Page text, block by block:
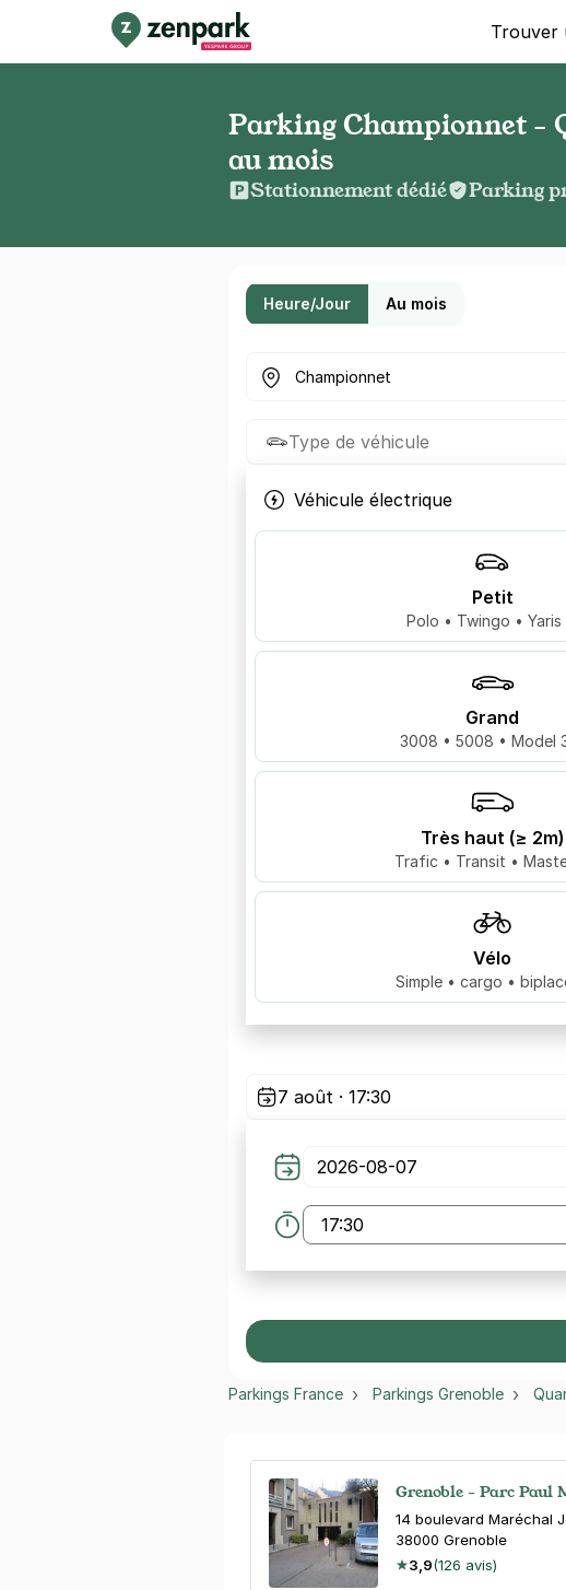
Trouver
Parking Championnet -
au mois
Stationnement dédié Parking
Heure/Jour Au mois
Où cherchez-vous un parking ?
Type de véhicule
Véhicule électrique
Petit
Polo • Twingo •
Grand
3008 • 5008 • Model
Très haut (≥ 2m)
Trafic • Transit •
Vélo
Simple • cargo •
7 août · 17:30
Parkings France Parkings Grenoble
Grenoble - Parc
14 boulevard Maréchal
38000 Grenoble
3,9(126 avis)